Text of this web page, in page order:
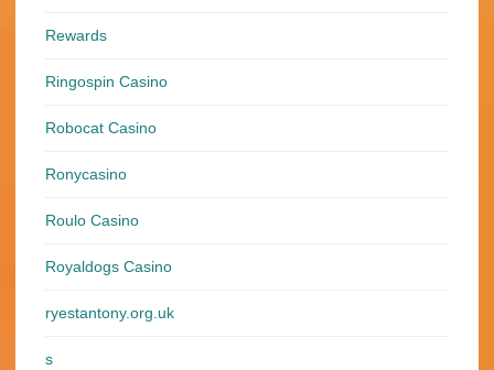
Rewards
Ringospin Casino
Robocat Casino
Ronycasino
Roulo Casino
Royaldogs Casino
ryestantony.org.uk
s